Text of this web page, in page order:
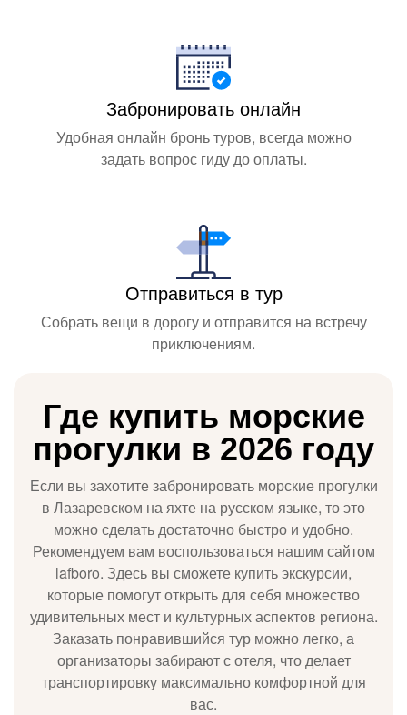
Забронировать онлайн
Удобная онлайн бронь туров, всегда можно
задать вопрос гиду до оплаты.
Отправиться в тур
Собрать вещи в дорогу и отправится на встречу
приключениям.
Где купить морские
прогулки в 2026 году
Если вы захотите забронировать морские прогулки
в Лазаревском на яхте на русском языке, то это
можно сделать достаточно быстро и удобно.
Рекомендуем вам воспользоваться нашим сайтом
lafboro. Здесь вы сможете купить экскурсии,
которые помогут открыть для себя множество
удивительных мест и культурных аспектов региона.
Заказать понравившийся тур можно легко, а
организаторы забирают с отеля, что делает
транспортировку максимально комфортной для
вас.